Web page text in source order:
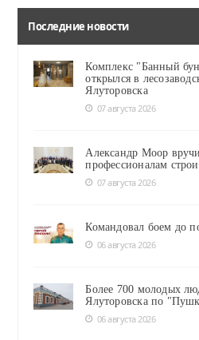
Последние новости
Комплекс "Банный
открылся в
Ялуторовска
07 августа 2026
Александр Моор
профессионалам
07 августа 2026
Командовал боем до
06 августа 2026
Более 700 молодых
Ялуторовска по
06 августа 2026